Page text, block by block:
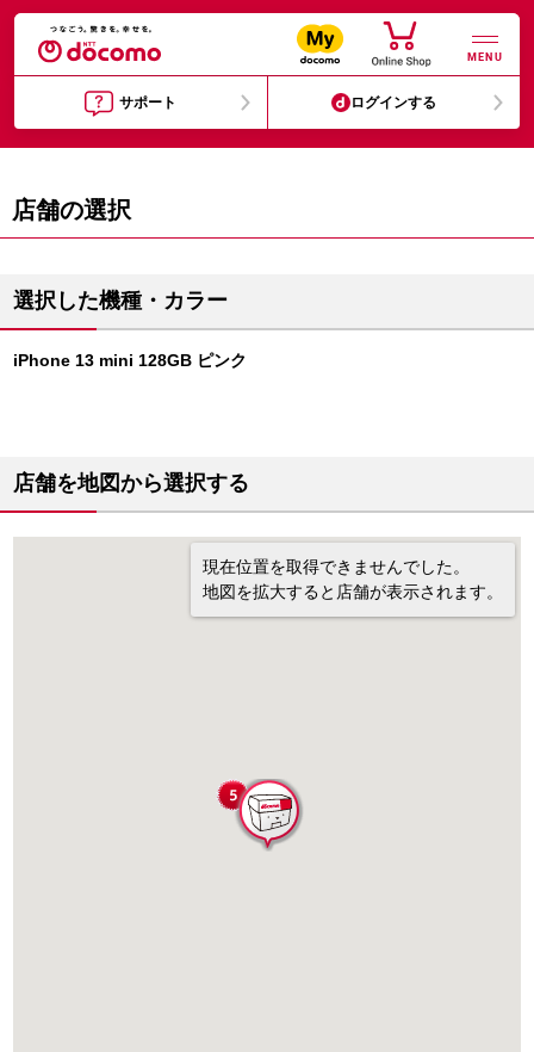
MENU
サポート ログインする
店舗の選択
選択した機種・カラー
iPhone 13 mini 128GB ピンク
店舗を地図から選択する
現在位置を取得できませんでした。
地図を拡大すると店舗が表示されます。